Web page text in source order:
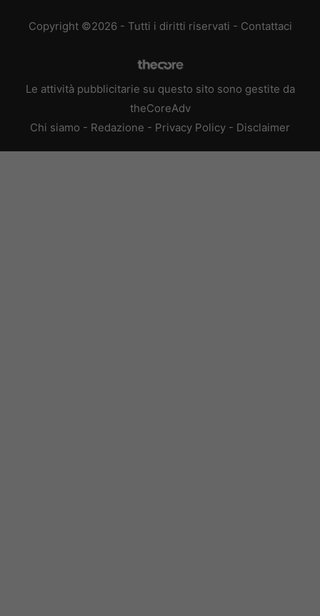
Copyright ©2026 - Tutti i diritti riservati - Contattaci
Le attività pubblicitarie su questo sito sono gestite da
theCoreAdv
Chi siamo - Redazione - Privacy Policy - Disclaimer